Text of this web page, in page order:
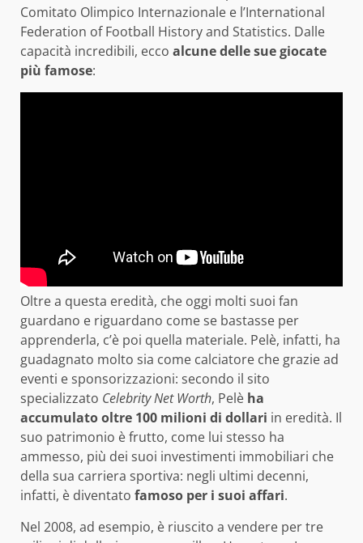
Comitato Olimpico Internazionale e l’International
Federation of Football History and Statistics. Dalle
capacità incredibili, ecco alcune delle sue giocate
più famose:
Oltre a questa eredità, che oggi molti suoi fan
guardano e riguardano come se bastasse per
apprenderla, c’è poi quella materiale. Pelè, infatti, ha
guadagnato molto sia come calciatore che grazie ad
eventi e sponsorizzazioni: secondo il sito
specializzato Celebrity Net Worth, Pelè ha
accumulato oltre 100 milioni di dollari in eredità. Il
suo patrimonio è frutto, come lui stesso ha
ammesso, più dei suoi investimenti immobiliari che
della sua carriera sportiva: negli ultimi decenni,
infatti, è diventato famoso per i suoi affari.
Nel 2008, ad esempio, è riuscito a vendere per tre